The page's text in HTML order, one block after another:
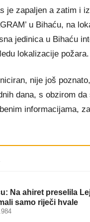
je zapaljen a zatim i
u Bihaću, na
jedinica u Bihaću
lokalizacije požara.
nije još
dana, s obzirom
informacijama,
Na ahiret preselila
samo riječi hvale